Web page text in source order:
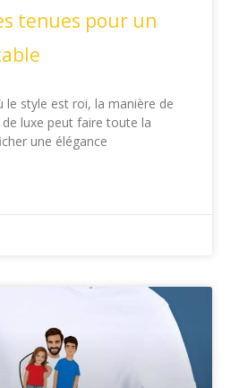
tenues pour un
le style est roi, la manière de
luxe peut faire toute la
une élégance